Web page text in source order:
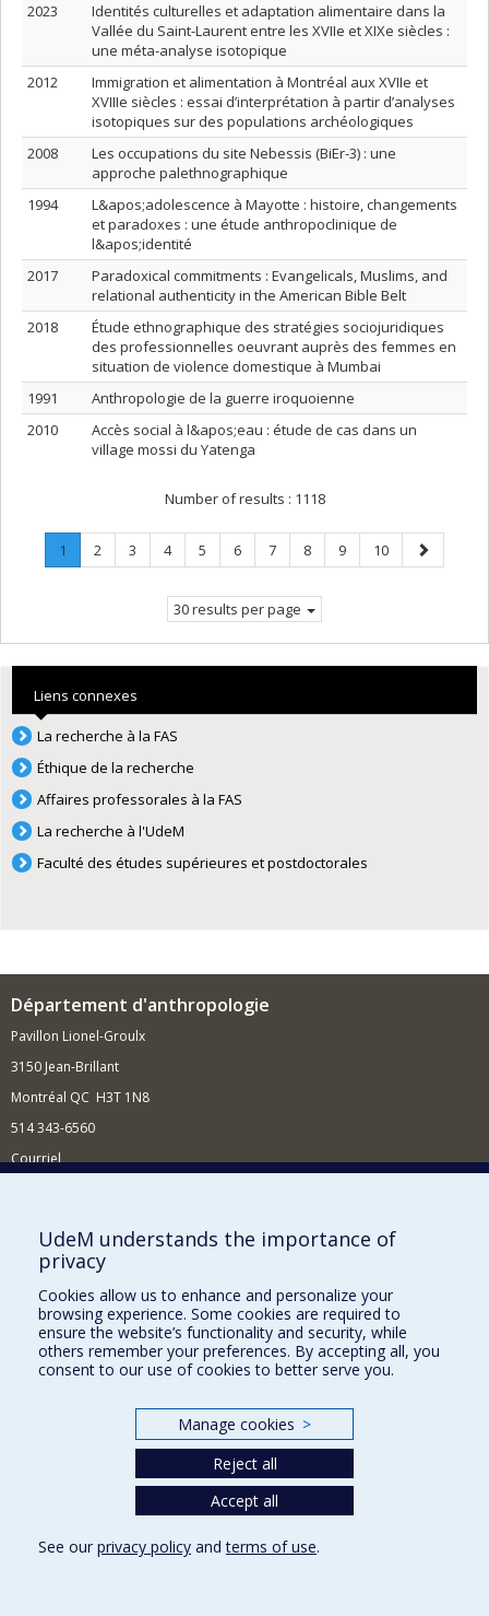
2023
Identités culturelles et adaptation alimentaire dans la
Vallée du Saint-Laurent entre les XVIIe et XIXe siècles :
une méta-analyse isotopique
2012
Immigration et alimentation à Montréal aux XVIIe et
XVIIIe siècles : essai d’interprétation à partir d’analyses
isotopiques sur des populations archéologiques
2008
Les occupations du site Nebessis (BiEr-3) : une
approche palethnographique
1994
L&apos;adolescence à Mayotte : histoire, changements
et paradoxes : une étude anthropoclinique de
l&apos;identité
2017
Paradoxical commitments : Evangelicals, Muslims, and
relational authenticity in the American Bible Belt
2018
Étude ethnographique des stratégies sociojuridiques
des professionnelles oeuvrant auprès des femmes en
situation de violence domestique à Mumbai
1991
Anthropologie de la guerre iroquoienne
2010
Accès social à l&apos;eau : étude de cas dans un
village mossi du Yatenga
Number of results : 1118
Page
1
Current
Page
2 Page
3 Page
4 Page
5 Page
6 Page
7 Page
8 Page
9 Page
10
Next
page
30 results per page
Liens connexes
La recherche à la FAS
Éthique de la recherche
Affaires professorales à la FAS
La recherche à l'UdeM
Faculté des études supérieures et postdoctorales
Département d'anthropologie
Pavillon Lionel-Groulx
3150 Jean-Brillant
Montréal QC H3T 1N8
514 343-6560
Courriel
Comment soutenir le Département?
BESOIN D'AIDE?
Plan du site
Signaler une erreur
Accessibilité
Nos départements et écoles
UdeM understands the importance of
privacy
Cookies allow us to enhance and personalize your
browsing experience. Some cookies are required to
ensure the website’s functionality and security, while
others remember your preferences. By accepting all, you
consent to our use of cookies to better serve you.
Manage cookies >
Reject all
Accept all
See our privacy policy andterms of use.